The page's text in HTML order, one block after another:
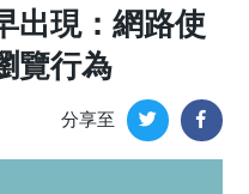
出現：網路使
覽行為
分享至